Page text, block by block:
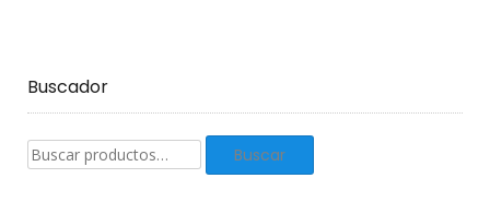
Buscador
Buscar
productos:
Buscar